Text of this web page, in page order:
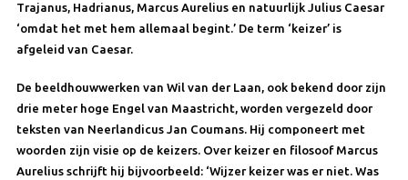
Trajanus, Hadrianus, Marcus Aurelius en natuurlijk Julius Caesar
‘omdat het met hem allemaal begint.’ De term ‘keizer’ is
afgeleid van Caesar.
De beeldhouwwerken van Wil van der Laan, ook bekend door zijn
drie meter hoge Engel van Maastricht, worden vergezeld door
teksten van Neerlandicus Jan Coumans. Hij componeert met
woorden zijn visie op de keizers. Over keizer en filosoof Marcus
Aurelius schrijft hij bijvoorbeeld: ‘Wijzer keizer was er niet. Was